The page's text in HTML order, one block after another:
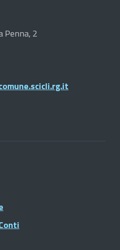
Penna, 2